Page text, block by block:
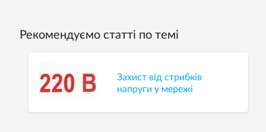
Рекомендуємо статті по темі
Захист від стрибків
напруги у мережі